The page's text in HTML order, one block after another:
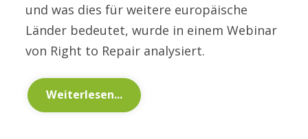
und was dies für weitere europäische
Länder bedeutet, wurde in einem Webinar
von Right to Repair analysiert.
Weiterlesen...